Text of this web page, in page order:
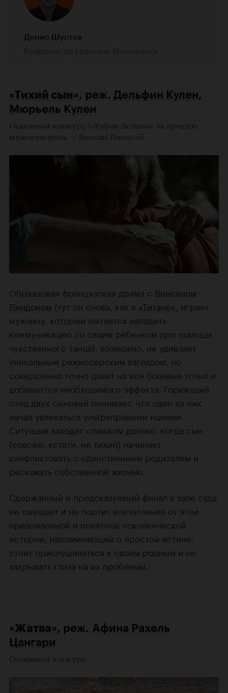
Денис Шустов
«Тихий сын», реж. Дельфин Кулен,
Мюрьель Кулен
Образцовая французская драма с Венсаном
Линдоном (тут он снова, как в «Титане» , играет
мужчину, который пытается наладить
коммуникацию со своим ребенком при помощи
чувственного танца), возможно, не удивляет
уникальным режиссерским взглядом, но
совершенно точно давит на все болевые точки и
добивается необходимого эффекта. Горюющий
отец двух сыновей понимает, что один из них
начал увлекаться ультраправыми идеями.
Ситуация заходит слишком далеко, когда сын
(совсем, кстати, не тихий) начинает
конфликтовать с единственным родителем и
рисковать собственной жизнью.
Сдержанный и предсказуемый финал в зале суда
не смущает и не портит впечатления от этой
приземленной и понятной поколенческой
истории, напоминающей о простой истине:
стоит прислушиваться к своим родным и не
закрывать глаза на их проблемы.
«Жатва», реж. Афина Рахель
Цангари